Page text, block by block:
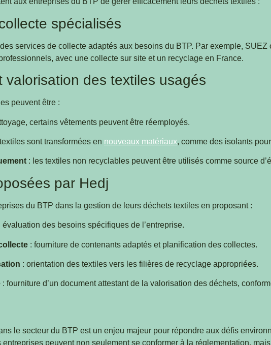
spécialisés
services de collecte adaptés aux besoins du BTP. Par exemple,
avec une collecte sur site et un recyclage en France.
valorisation des textiles usagés
peuvent être :
certains vêtements peuvent être réemployés.
sont transformées en nouveaux matériaux, comme des isolants
: les textiles non recyclables peuvent être utilisés comme source
par Hedj
du BTP dans la gestion de leurs déchets textiles en proposant :
évaluation des besoins spécifiques de l’entreprise.
: fourniture de contenants adaptés et planification des collectes.
: orientation des textiles vers les filières de recyclage appropriées.
: fourniture d’un document attestant de la valorisation des déchets,
le secteur du BTP est un enjeu majeur pour répondre aux défis
peuvent non seulement se conformer à la réglementation,